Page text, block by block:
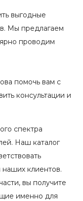
выгодные
Мы предлагаем
проводим
помочь вам с
консультации и
спектра
Наш каталог
клиентов.
вы получите
именно для